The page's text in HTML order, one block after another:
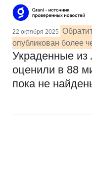
22 октября 2025
опубликован более
Украденные из
оценили в 88
пока не